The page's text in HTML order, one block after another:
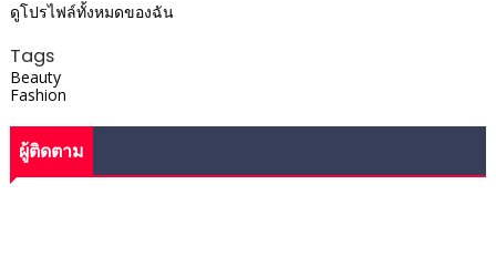
ดูโปรไฟล์ทั้งหมดของฉัน
Tags
Beauty
Fashion
ผู้ติดตาม